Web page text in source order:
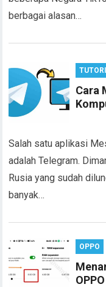
berbagai alasan…
Cara
Salah satu aplikasi
adalah Telegram.
Rusia yang sudah
banyak…
OPPO